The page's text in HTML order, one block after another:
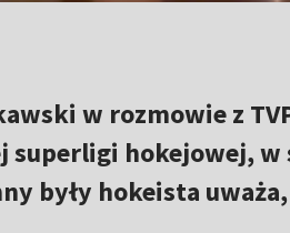
w rozmowie z
superligi hokejowej, w
były hokeista